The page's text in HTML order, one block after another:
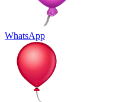
WhatsApp